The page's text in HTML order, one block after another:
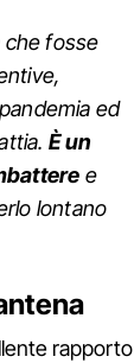
che fosse
ed
È un
e
lontano
rapporto